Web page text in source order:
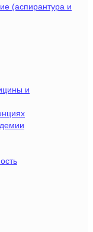
(аспирантура и
и